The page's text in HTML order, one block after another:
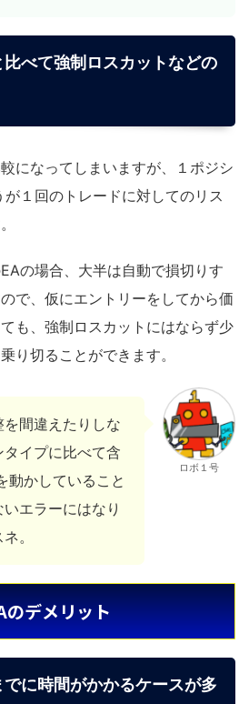
べて強制ロスカットなどの
になってしまいますが、１ポジシ
が１回のトレードに対してのリス
の場合、大半は自動で損切りす
で、仮にエントリーをしてから価
も、強制ロスカットにはならず少
り切ることができます。
間違えたりしな
イプに比べて含
動かしていること
エラーにはなり
。
ロボ１号
のデメリット
に時間がかかるケースが多